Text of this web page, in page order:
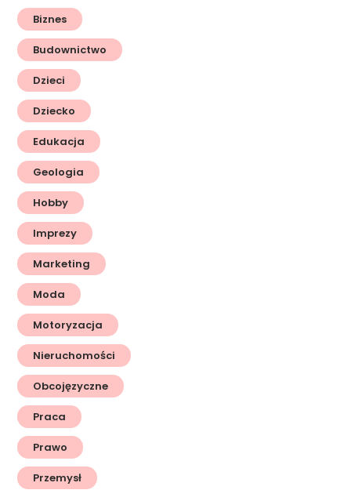
Biznes
Budownictwo
Dzieci
Dziecko
Edukacja
Geologia
Hobby
Imprezy
Marketing
Moda
Motoryzacja
Nieruchomości
Obcojęzyczne
Praca
Prawo
Przemysł